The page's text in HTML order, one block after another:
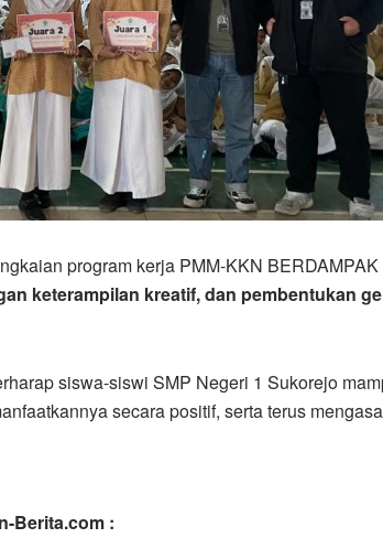
program kerja PMM-KKN BERDAMPAK
keterampilan kreatif, dan pembentukan
siswa-siswi SMP Negeri 1 Sukorejo
secara positif, serta terus
Berita.com :